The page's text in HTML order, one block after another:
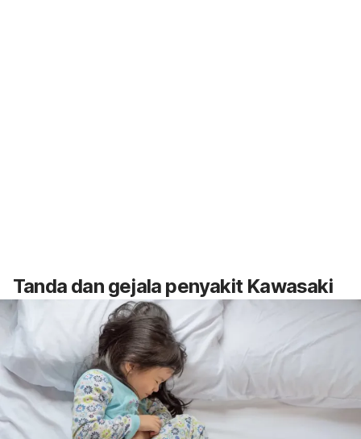
Tanda dan gejala penyakit Kawasaki